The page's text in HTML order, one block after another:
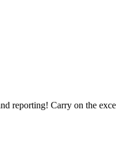
reporting! Carry on the